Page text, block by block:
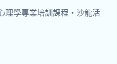
理學專業培訓課程・沙龍活